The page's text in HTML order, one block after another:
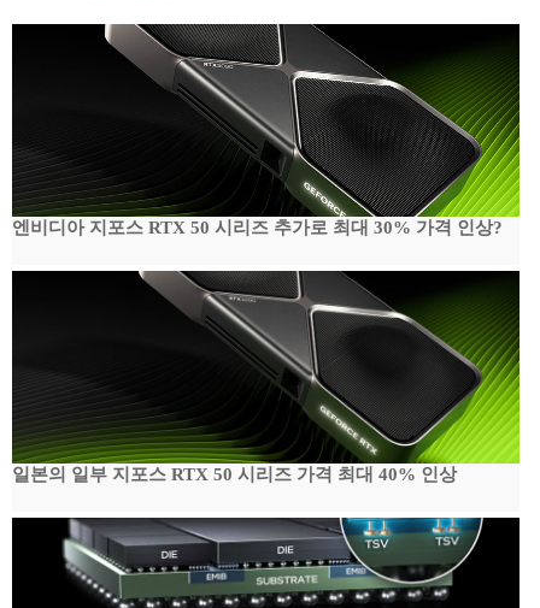
엔비디아 지포스 RTX 50 시리즈 추가로 최대 30% 가격 인상?
일본의 일부 지포스 RTX 50 시리즈 가격 최대 40% 인상